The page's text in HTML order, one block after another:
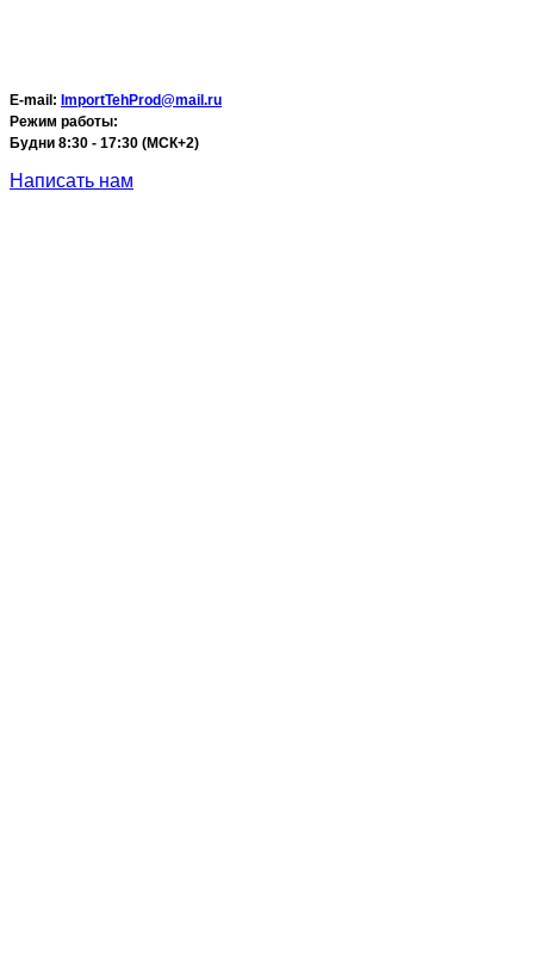
E-mail: ImportTehProd@mail.ru
Режим работы:
Будни 8:30 - 17:30 (МСК+2)
Написать нам